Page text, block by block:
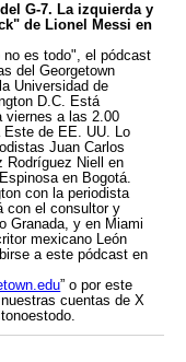
G-7. La izquierda y
de Lionel Messi en
es todo", el pódcast
del Georgetown
Universidad de
D.C. Está
viernes a las 2.00
de EE. UU. Lo
Juan Carlos
Rodríguez Niell en
en Bogotá.
con la periodista
con el consultor y
Granada, y en Miami
mexicano León
a este pódcast en
” o por este
cuentas de X